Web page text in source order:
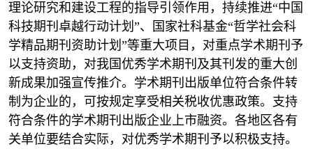
理论研究和建设工程的指导引领作用，持续推进“中国
科技期刊卓越行动计划”、国家社科基金“哲学社会科
学精品期刊资助计划”等重大项目，对重点学术期刊予
以支持资助，对我国优秀学术期刊及其刊发的重大创
新成果加强宣传推介。学术期刊出版单位符合条件转
制为企业的，可按规定享受相关税收优惠政策。支持
符合条件的学术期刊出版企业上市融资。各地区各有
关单位要结合实际，对优秀学术期刊予以积极支持。